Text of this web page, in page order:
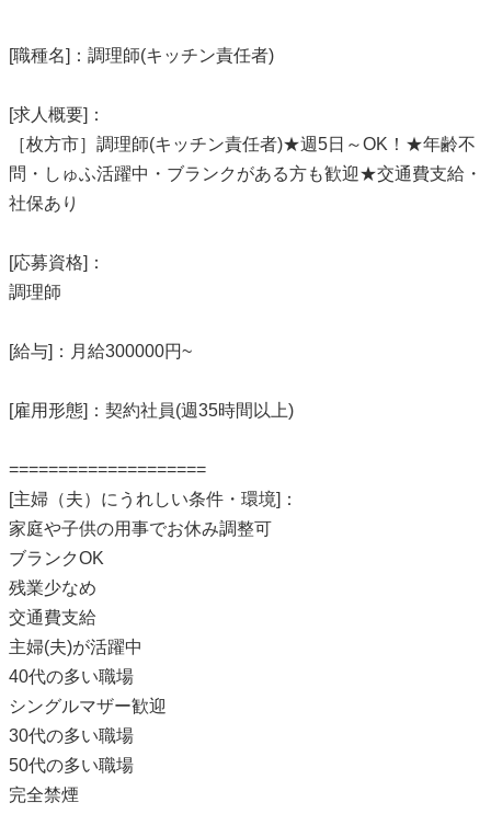
[職種名]：調理師(キッチン責任者)
[求人概要]：
［枚方市］調理師(キッチン責任者)★週5日～OK！★年齢不
問・しゅふ活躍中・ブランクがある方も歓迎★交通費支給・
社保あり
[応募資格]：
調理師
[給与]：月給300000円~
[雇用形態]：契約社員(週35時間以上)
====================
[主婦（夫）にうれしい条件・環境]：
家庭や子供の用事でお休み調整可
ブランクOK
残業少なめ
交通費支給
主婦(夫)が活躍中
40代の多い職場
シングルマザー歓迎
30代の多い職場
50代の多い職場
完全禁煙